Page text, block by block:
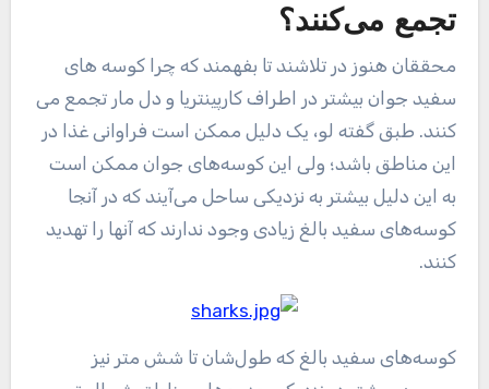
تجمع می‌کنند؟
محققان هنوز در تلاشند تا بفهمند که چرا کوسه های
سفید جوان بیشتر در اطراف کارپینتریا و دل مار تجمع می
کنند. طبق گفته لو، یک دلیل ممکن است فراوانی غذا در
این مناطق باشد؛ ولی این کوسه‌های جوان ممکن است
به این دلیل بیشتر به نزدیکی ساحل می‌آیند که در آنجا
کوسه‌های سفید بالغ زیادی وجود ندارند که آنها را تهدید
کنند.
کوسه‌های سفید بالغ که طول‌شان تا شش متر نیز